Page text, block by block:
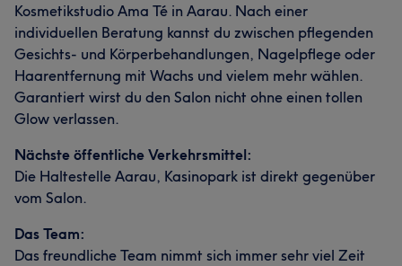
Kosmetikstudio Ama Té in Aarau. Nach einer
individuellen Beratung kannst du zwischen pflegenden
Gesichts- und Körperbehandlungen, Nagelpflege oder
Haarentfernung mit Wachs und vielem mehr wählen.
Garantiert wirst du den Salon nicht ohne einen tollen
Glow verlassen.
Nächste öffentliche Verkehrsmittel:
Die Haltestelle Aarau, Kasinopark ist direkt gegenüber
vom Salon.
Das Team:
Das freundliche Team nimmt sich immer sehr viel Zeit